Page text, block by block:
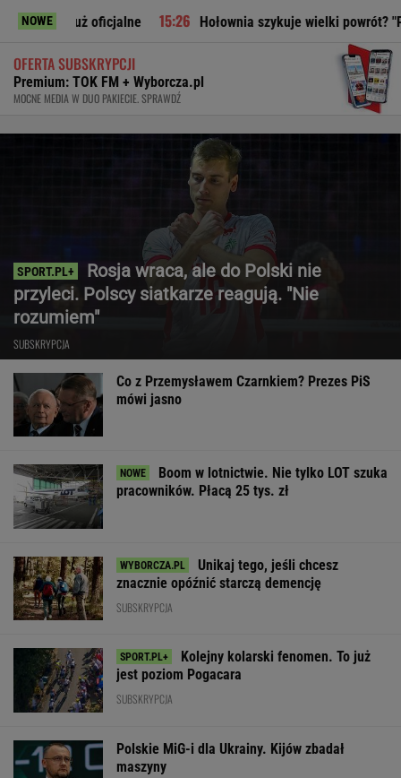
NOWE Hołownia szykuje wielki powrót? "Planują
OFERTA SUBSKRYPCJI
Premium: TOK FM + Wyborcza.pl
MOCNE MEDIA W DUO PAKIECIE. SPRAWDŹ
Rosja wraca, ale do Polski nie
przyleci. Polscy siatkarze reagują. "Nie
rozumiem"
SUBSKRYPCJA
Co z Przemysławem Czarnkiem? Prezes PiS
mówi jasno
Boom w lotnictwie. Nie tylko LOT szuka
pracowników. Płacą 25 tys. zł
Unikaj tego, jeśli chcesz
znacznie opóźnić starczą demencję
SUBSKRYPCJA
Kolejny kolarski fenomen. To już
jest poziom Pogacara
SUBSKRYPCJA
Polskie MiG-i dla Ukrainy. Kijów zbadał
maszyny